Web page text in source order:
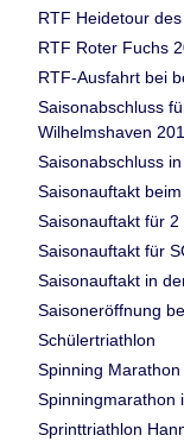
RTF Heidetour
RTF Roter Fuchs
RTF-Ausfahrt bei
Saisonabschluss
Wilhelmshaven
Saisonabschluss
Saisonauftakt
Saisonauftakt für
Saisonauftakt für
Saisonauftakt in
Saisoneröffnung
Schülertriathlon
Spinning
Spinningmarathon
Sprinttriathlon